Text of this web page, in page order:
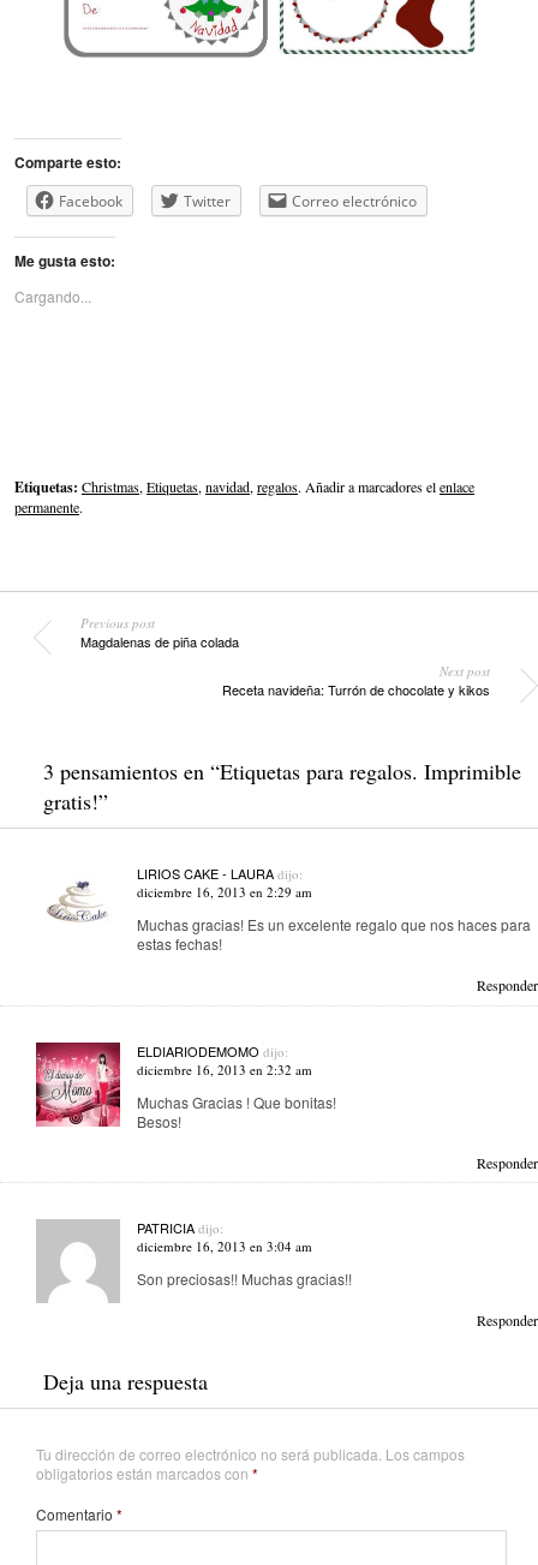
Comparte esto:
Facebook Twitter Correo electrónico
Me gusta esto:
Cargando...
Etiquetas: Christmas, Etiquetas, navidad, regalos. Añadir a marcadores elenlace
permanente.
Previous post
Magdalenas de piña colada
Next post
Receta navideña: Turrón de chocolate y kikos
3 pensamientos en “Etiquetas para regalos. Imprimible
gratis!”
LIRIOS CAKE - LAURA dijo:
diciembre 16, 2013 en 2:29 am
Muchas gracias! Es un excelente regalo que nos haces para
estas fechas!
Responder
ELDIARIODEMOMO dijo:
diciembre 16, 2013 en 2:32 am
Muchas Gracias ! Que bonitas!
Besos!
Responder
PATRICIA dijo:
diciembre 16, 2013 en 3:04 am
Son preciosas!! Muchas gracias!!
Responder
Deja una respuesta
Tu dirección de correo electrónico no será publicada. Los campos
obligatorios están marcados con *
Comentario *